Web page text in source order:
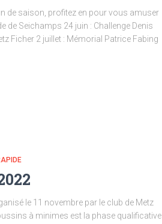
de saison, profitez en pour vous amuser
de Seichamps 24 juin : Challenge Denis
Ficher 2 juillet : Mémorial Patrice Fabing
le 11 novembre par le club de Metz
à minimes est la phase qualificative